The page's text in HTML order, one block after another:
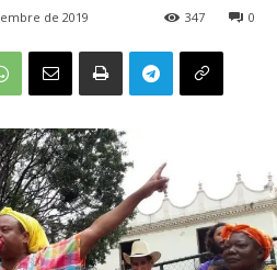
de 2019 0
347